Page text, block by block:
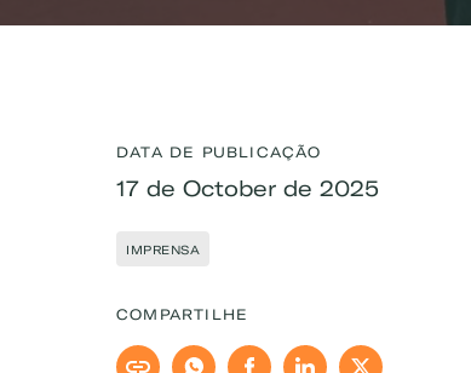
DATA DE PUBLICAÇÃO
17 de October de 2025
IMPRENSA
COMPARTILHE